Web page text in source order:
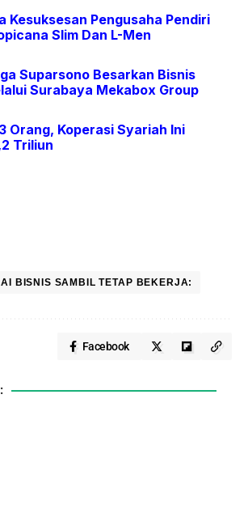
Kesuksesan Pengusaha Pendiri
Slim Dan L-Men
Suparsono Besarkan Bisnis
Surabaya Mekabox Group
Orang, Koperasi Syariah Ini
Triliun
BISNIS SAMBIL TETAP BEKERJA:
Facebook